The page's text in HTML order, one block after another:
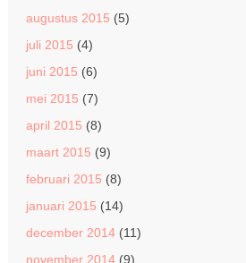
augustus 2015 (5)
juli 2015 (4)
juni 2015 (6)
mei 2015 (7)
april 2015 (8)
maart 2015 (9)
februari 2015 (8)
januari 2015 (14)
december 2014 (11)
november 2014 (9)